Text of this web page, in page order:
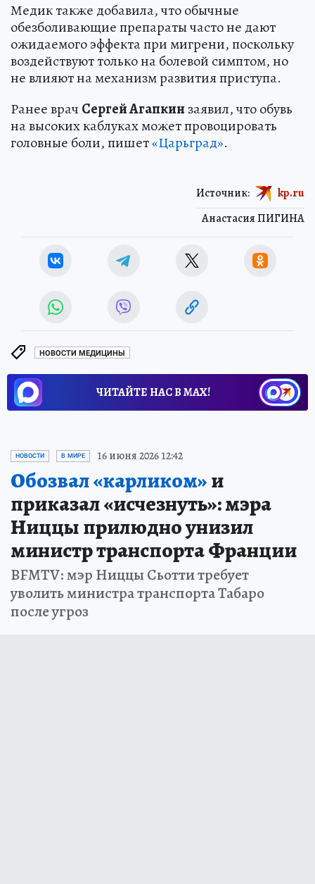
Медик также добавила, что обычные
обезболивающие препараты часто не дают
ожидаемого эффекта при мигрени, поскольку
воздействуют только на болевой симптом, но
не влияют на механизм развития приступа.
Ранее врач Сергей Агапкин заявил, что обувь
на высоких каблуках может провоцировать
головные боли, пишет«Царьград».
Анастасия ПИГИНА
Источник: kp.ru
НОВОСТИ МЕДИЦИНЫ
ЧИТАЙТЕ НАС В МАХ!
НОВОСТИ В МИРЕ 16 июня 2026 12:42
Обозвал «карликом»и
приказал «исчезнуть»: мэра
Ниццы прилюдно унизил
министр транспорта Франции
BFMTV: мэр Ниццы Сьотти требует
уволить министра транспорта Табаро
после угроз